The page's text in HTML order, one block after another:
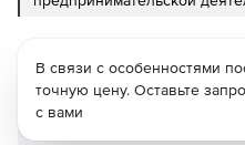
В связи с особенностями
точную цену. Оставьте
с вами